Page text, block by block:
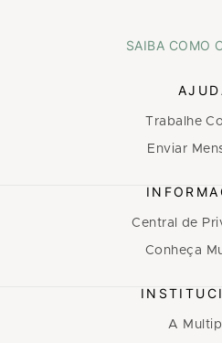
SAIBA COMO
Trabalhe
Enviar
Central de
Conheça
A